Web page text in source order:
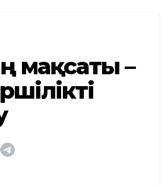
мақсаты –